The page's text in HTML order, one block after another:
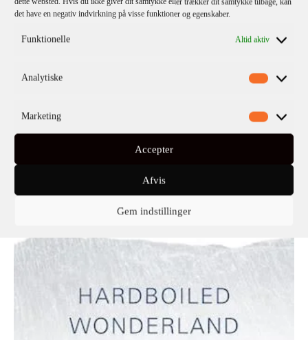
det have en negativ indvirkning på visse funktioner og egenskaber.
Funktionelle Altid aktiv
Analytiske
Marketing
Accepter
Afvis
Gem indstillinger
Hvad Jeg Taler Om Når Jeg Taler Om At Løbe